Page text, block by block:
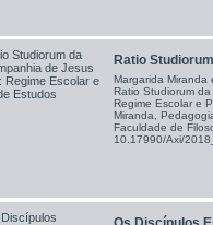
Ratio
Margarida
Ratio Studiorum
Regime Escolar e
Miranda,
Faculdade de
10.17990/Axi/